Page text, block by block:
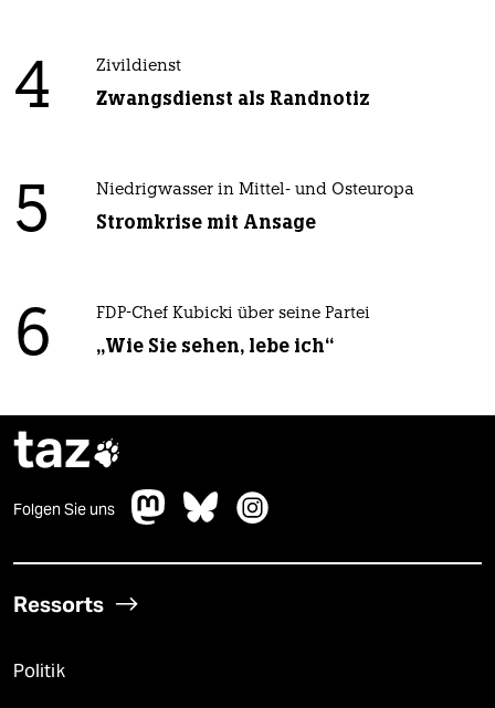
4 Zivildienst
Zwangsdienst als Randnotiz
5 Niedrigwasser in Mittel- und Osteuropa
Stromkrise mit Ansage
6 FDP-Chef Kubicki über seine Partei
„Wie Sie sehen, lebe ich“
taz
Folgen Sie uns
Ressorts
Politik